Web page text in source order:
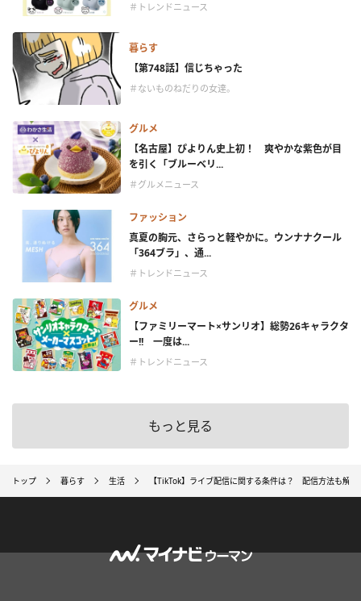
＃トレンドニュース
暮らす
【第748話】信じちゃった
＃ないものねだりの女達。
グルメ
【名古屋】ぴよりん史上初！ 爽やかな紫色が目
を引く「ブルーベリ...
＃グルメニュース
ファッション
真夏の胸元、さらっと軽やかに。ウンナナクール
「364ブラ」、通...
＃トレンドニュース
グルメ
【ファミリーマート×サンリオ】総勢26キャラクタ
ー!! 一度は...
＃トレンドニュース
もっと見る
トップ 暮らす 生活 【TikTok】ライブ配信に関する条件は？ 配信方法も解説